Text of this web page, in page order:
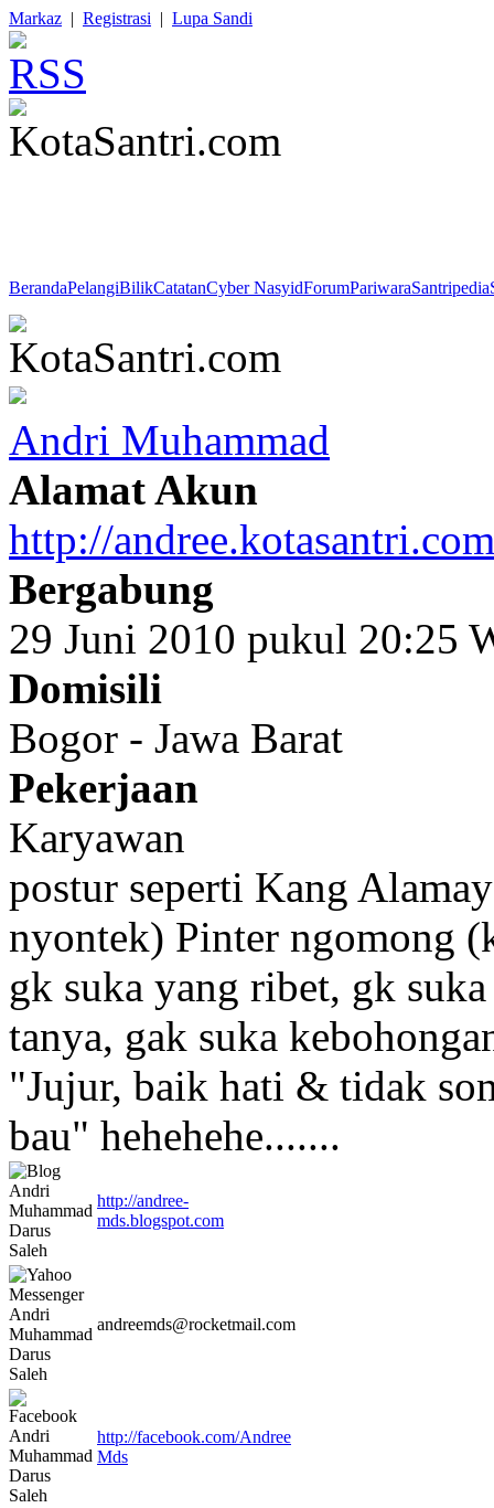
Markaz | Registrasi | Lupa Sandi
BerandaPelangiBilikCatatanCyber NasyidForumPariwaraSantripedia
Andri Muhammad
Alamat Akun
http://andree.kotasantri.com
Bergabung
29 Juni 2010 pukul 20:25
Domisili
Bogor - Jawa Barat
Pekerjaan
Karyawan
postur seperti Kang
nyontek) Pinter ngomong
gk suka yang ribet, gk
tanya, gak suka
"Jujur, baik hati & tidak
bau" hehehehe.......
http://andree-
mds.blogspot.com
andreemds@rocketmail.com
http://facebook.com/Andree
Mds